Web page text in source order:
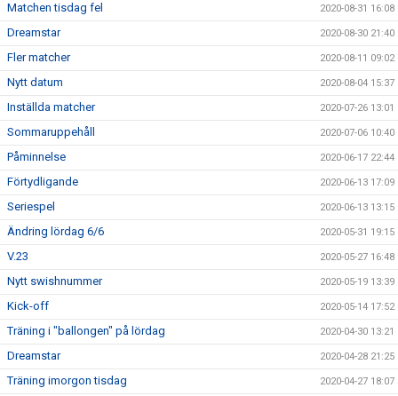
Matchen tisdag fel 2020-08-31 16:08
Dreamstar 2020-08-30 21:40
Fler matcher 2020-08-11 09:02
Nytt datum 2020-08-04 15:37
Inställda matcher 2020-07-26 13:01
Sommaruppehåll 2020-07-06 10:40
Påminnelse 2020-06-17 22:44
Förtydligande 2020-06-13 17:09
Seriespel 2020-06-13 13:15
Ändring lördag 6/6 2020-05-31 19:15
V.23 2020-05-27 16:48
Nytt swishnummer 2020-05-19 13:39
Kick-off 2020-05-14 17:52
Träning i "ballongen" på lördag 2020-04-30 13:21
Dreamstar 2020-04-28 21:25
Träning imorgon tisdag 2020-04-27 18:07